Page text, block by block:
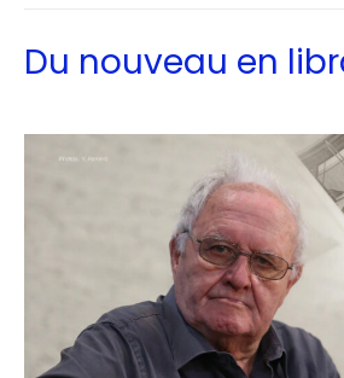
Du nouveau en